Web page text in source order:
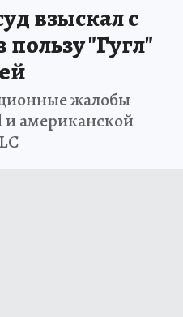
взыскал с
"Гугл"
жалобы
и американской